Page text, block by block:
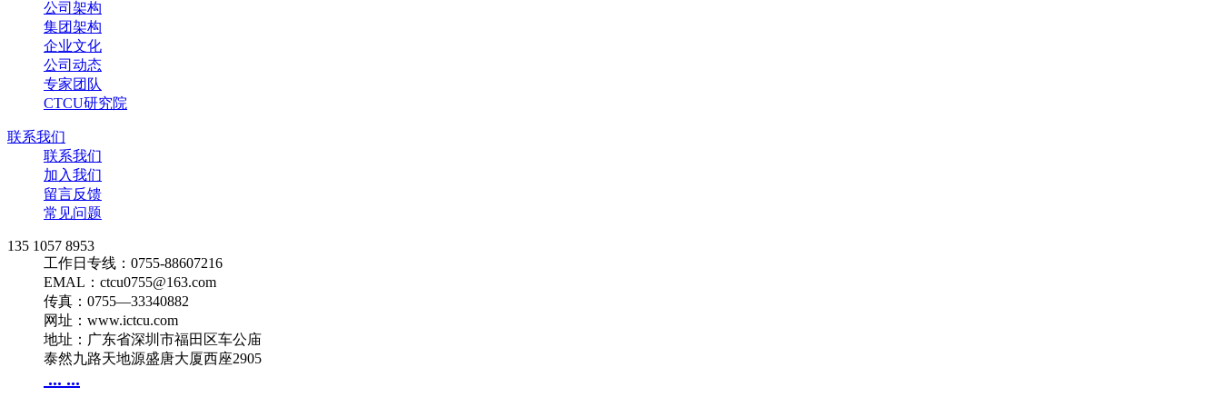
公司架构
集团架构
企业文化
公司动态
专家团队
CTCU研究院
联系我们
联系我们
加入我们
留言反馈
常见问题
135 1057 8953
工作日专线： 0755-88607216
EMAL： ctcu0755@163.com
传真： 0755—33340882
网址： www.ictcu.com
地址： 广东省深圳市福田区车公庙
泰然九路天地源盛唐大厦西座2905
... ...